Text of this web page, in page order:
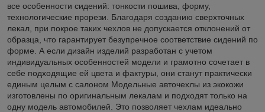
все особенности сидений: тонкости пошива, форму,
технологические прорези. Благодаря созданию сверхточных
лекал, при покрое таких чехлов не допускается отклонений от
образца, что гарантирует безупречное соответствие сидений по
форме. А если дизайн изделий разработан с учетом
индивидуальных особенностей модели и грамотно сочетает в
себе подходящие ей цвета и фактуры, они станут практически
единым целым с салоном Модельные авточехлы из экокожи
изготовлены по оригинальным лекалам и подходят только на
одну модель автомобилей. Это позволяет чехлам идеально